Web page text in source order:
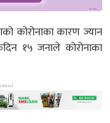
कोरोनाका कारण ज्यान
१५ जनाले कोरोनाका